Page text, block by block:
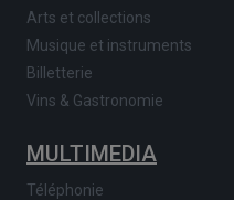
Arts et collections
Musique et instruments
Billetterie
Vins & Gastronomie
MULTIMEDIA
Téléphonie